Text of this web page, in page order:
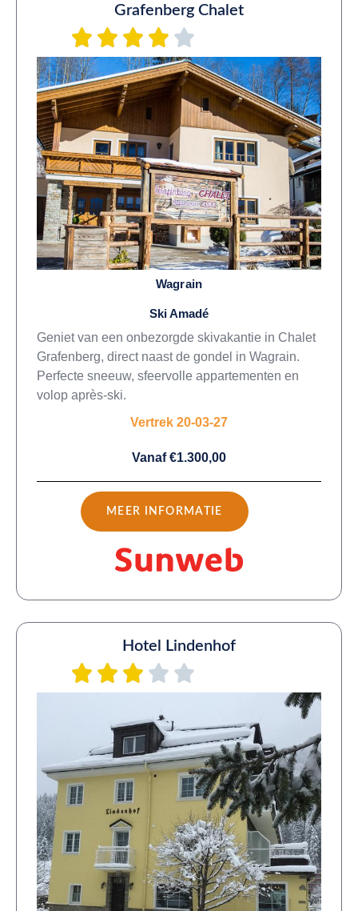
Grafenberg Chalet
Wagrain
Ski Amadé
Geniet van een onbezorgde skivakantie in Chalet
Grafenberg, direct naast de gondel in Wagrain.
Perfecte sneeuw, sfeervolle appartementen en
volop après-ski.
Vertrek 20-03-27
Vanaf €1.300,00
MEER INFORMATIE
Hotel Lindenhof